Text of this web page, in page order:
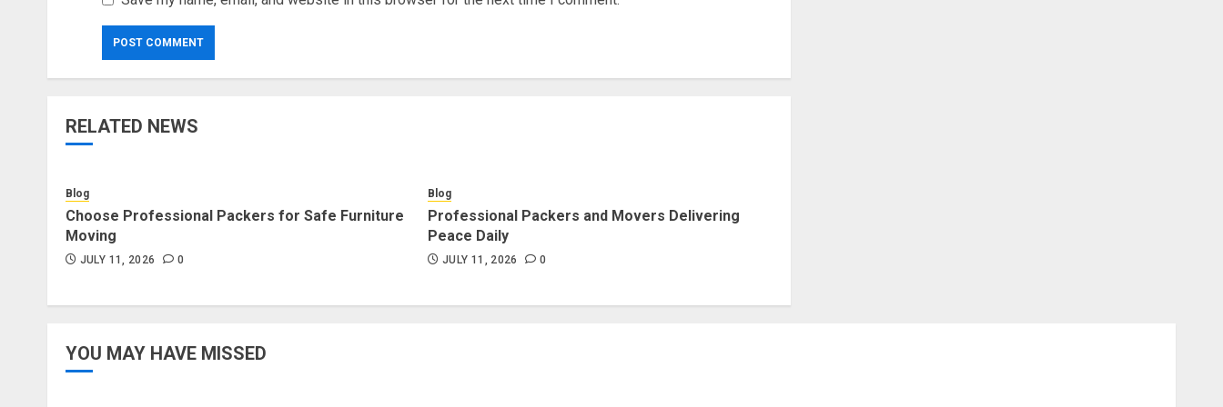
RELATED NEWS
Blog
Choose Professional Packers for Safe Furniture
Moving
JULY 11, 2026 0
Blog
Professional Packers and Movers Delivering
Peace Daily
JULY 11, 2026 0
YOU MAY HAVE MISSED